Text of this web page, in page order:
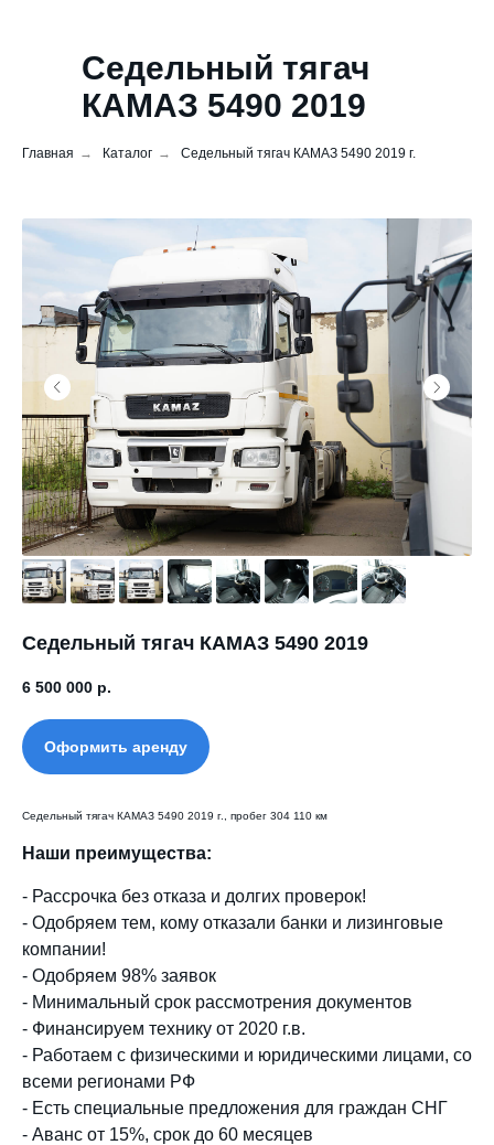
Седельный тягач
КАМАЗ 5490 2019
Главная → Каталог → Седельный тягач КАМАЗ 5490 2019 г.
Седельный тягач КАМАЗ 5490 2019
6 500 000 р.
Оформить аренду
Седельный тягач КАМАЗ 5490 2019 г., пробег 304 110 км
Наши преимущества:
- Рассрочка без отказа и долгих проверок!
- Одобряем тем, кому отказали банки и лизинговые
компании!
- Одобряем 98% заявок
- Минимальный срок рассмотрения документов
- Финансируем технику от 2020 г.в.
- Работаем с физическими и юридическими лицами, со
всеми регионами РФ
- Есть специальные предложения для граждан СНГ
- Аванс от 15%, срок до 60 месяцев